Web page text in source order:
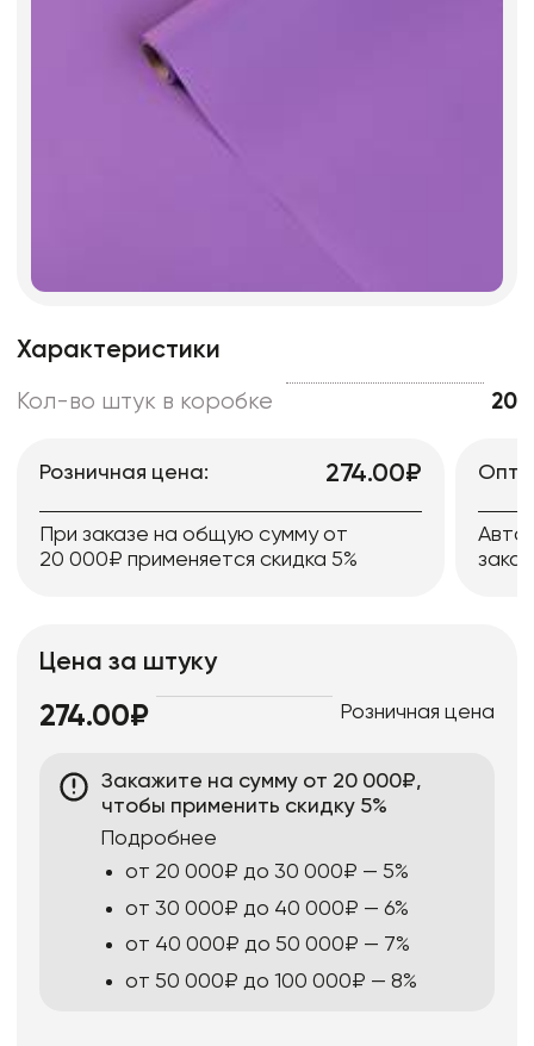
Характеристики
Кол-во штук в коробке 20
Розничная цена: 274.00₽
При заказе на общую сумму от
20 000₽ применяется скидка 5%
Цена за штуку
274.00₽ Розничная цена
Закажите на сумму от 20 000₽,
чтобы применить скидку 5%
Подробнее
от 20 000₽ до 30 000₽ — 5%
от 30 000₽ до 40 000₽ — 6%
от 40 000₽ до 50 000₽ — 7%
от 50 000₽ до 100 000₽ — 8%